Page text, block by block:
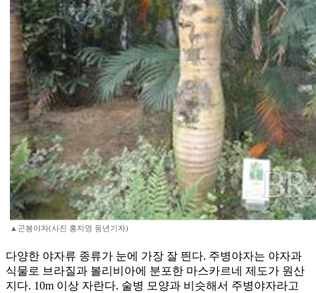
▲곤봉야자(사진 홍지영 동년기자)
다양한 야자류 종류가 눈에 가장 잘 띈다. 주병야자는 야자과
식물로 브라질과 볼리비아에 분포한 마스카르네 제도가 원산
지다. 10m 이상 자란다. 술병 모양과 비슷해서 주병야자라고